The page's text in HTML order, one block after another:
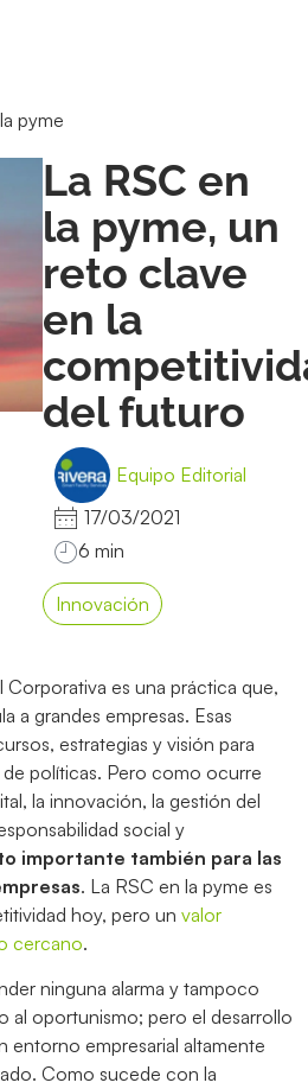
pyme
La RSC en
la pyme, un
reto clave
en la
del futuro
Equipo Editorial
17/03/2021
Innovación
Corporativa es una práctica que,
a grandes empresas. Esas
estrategias y visión para
políticas. Pero como ocurre
la innovación, la gestión del
social y
importante también para las
. La RSC en la pyme es
hoy, pero un valor
cercano.
ninguna alarma y tampoco
al oportunismo; pero el desarrollo
entorno empresarial altamente
Como sucede con la